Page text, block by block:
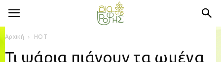
Αρχική HOT
Τι ψάρια πιάνουν τα ωμέγα